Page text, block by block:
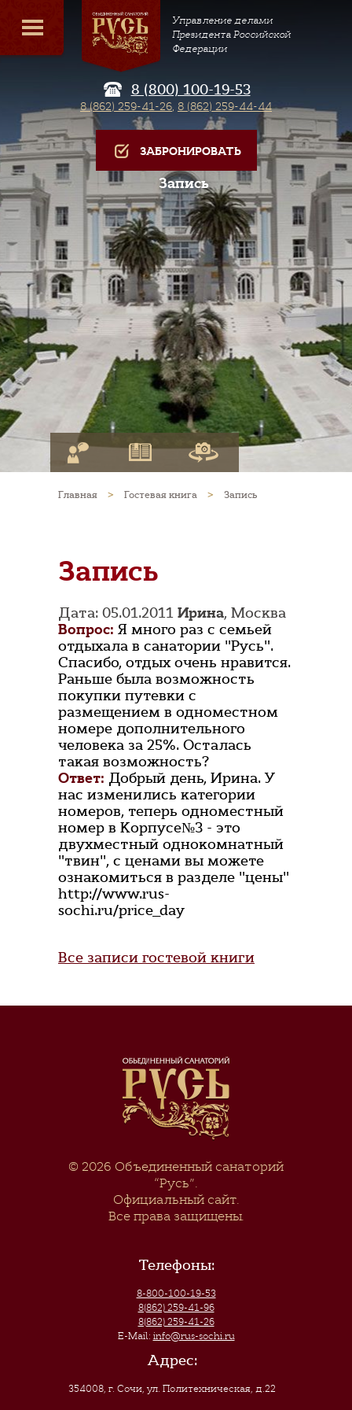
Управление делами
Президента Российской
Федерации
8 (800) 100-19-53
8 (862) 259-41-26, 8 (862) 259-44-44
ЗАБРОНИРОВАТЬ
Запись
Главная > Гостевая книга > Запись
Запись
Дата: 05.01.2011 Ирина, Москва
Вопрос: Я много раз с семьей
отдыхала в санатории "Русь".
Спасибо, отдых очень нравится.
Раньше была возможность
покупки путевки с
размещением в одноместном
номере дополнительного
человека за 25%. Осталась
такая возможность?
Ответ: Добрый день, Ирина. У
нас изменились категории
номеров, теперь одноместный
номер в Корпусе№3 - это
двухместный однокомнатный
"твин", с ценами вы можете
ознакомиться в разделе "цены"
http://www.rus-
sochi.ru/price_day
Все записи гостевой книги
© 2026 Объединенный санаторий
“Русь”.
Официальный сайт.
Все права защищены.
Телефоны:
8-800-100-19-53
8(862) 259-41-96
8(862) 259-41-26
E-Mail: info@rus-sochi.ru
Адрес:
354008, г. Сочи,ул. Политехническая, д.22